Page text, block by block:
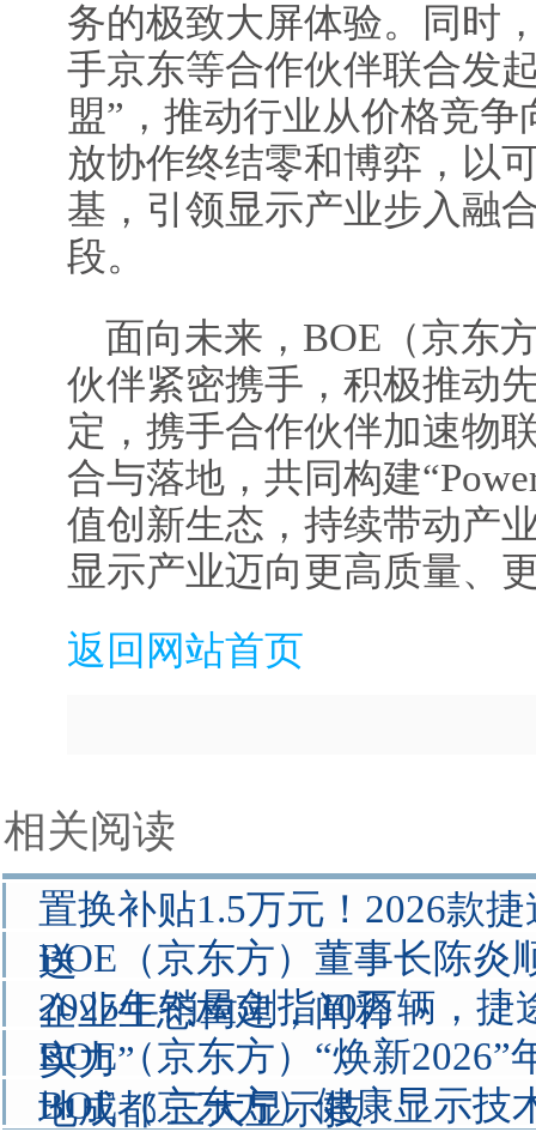
务的极致大屏体验。同时
手京东等合作伙伴联合发
盟”，推动行业从价格竞
放协作终结零和博弈，以
基，引领显示产业步入融
段。
面向未来，BOE（京东
伙伴紧密携手，积极推动
定，携手合作伙伴加速物
合与落地，共同构建
值创新生态，持续带动产
显示产业迈向更高质量、
返回网站首页
相关阅读
置换补贴1.5万元！2026款
送
BOE（京东方）董事长陈炎
企业生态构建，阐释
2025年销量剑指10万辆，捷
实力”
BOE（京东方）“焕新2026”
地成都 三大显示技
BOE（京东方）健康显示技